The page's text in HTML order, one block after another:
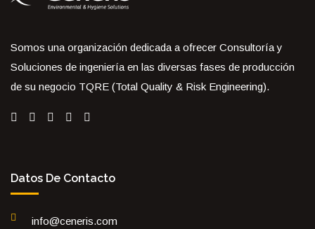
Somos una organización dedicada a ofrecer Consultoría y
Soluciones de ingeniería en las diversas fases de producción
de su negocio TQRE (Total Quality & Risk Engineering).
Datos De Contacto
info@ceneris.com